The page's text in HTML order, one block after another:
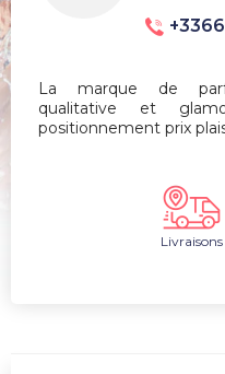
0
La marque de
qualitative et
positionnement prix
Livraisons